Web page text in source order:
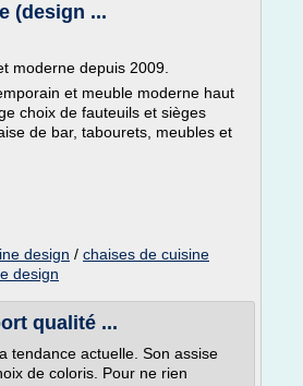
(design ...
moderne depuis 2009.
et meuble moderne haut
choix de fauteuils et sièges
de bar, tabourets, meubles et
design / chaises de cuisine
design
qualité ...
tendance actuelle. Son assise
de coloris. Pour ne rien